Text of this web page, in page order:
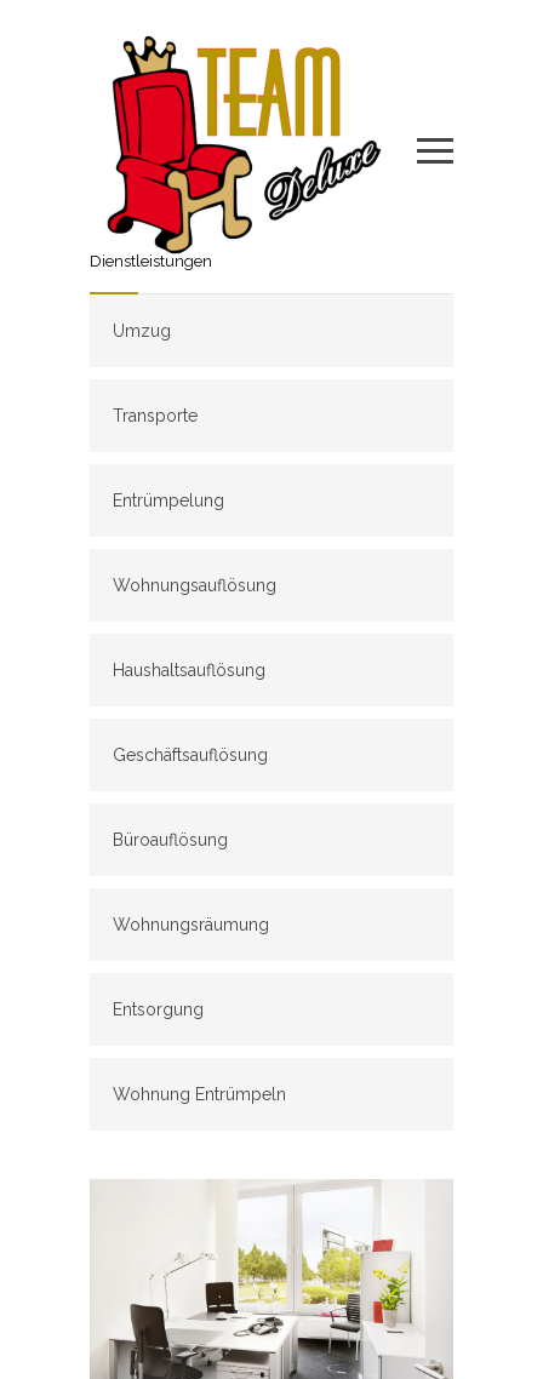
Dienstleistungen
Umzug
Transporte
Entrümpelung
Wohnungsauflösung
Haushaltsauflösung
Geschäftsauflösung
Büroauflösung
Wohnungsräumung
Entsorgung
Wohnung Entrümpeln